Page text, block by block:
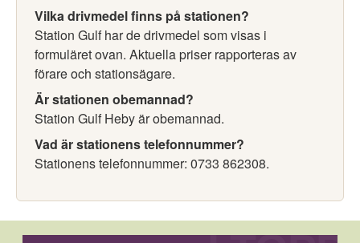
Vilka drivmedel finns på stationen?
Station Gulf har de drivmedel som visas i
formuläret ovan. Aktuella priser rapporteras av
förare och stationsägare.
Är stationen obemannad?
Station Gulf Heby är obemannad.
Vad är stationens telefonnummer?
Stationens telefonnummer: 0733 862308.